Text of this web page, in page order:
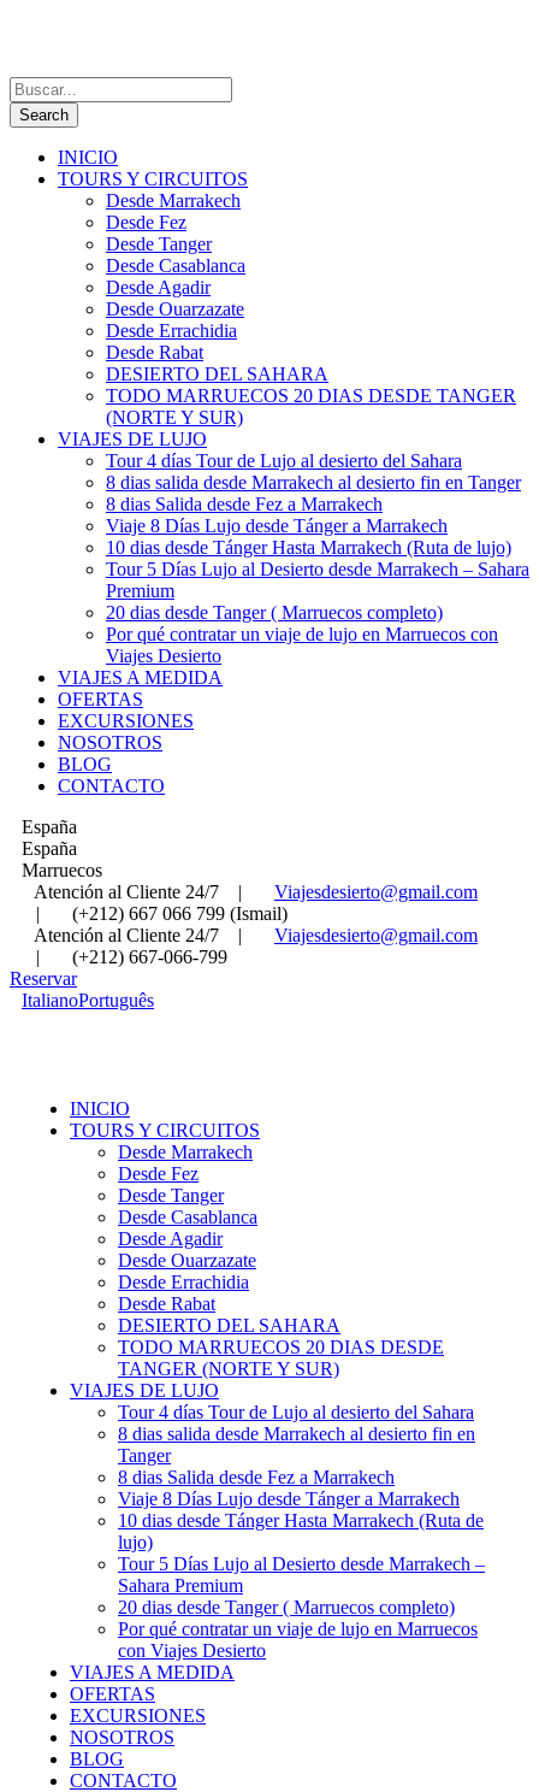
INICIO
TOURS Y CIRCUITOS
Desde Marrakech
Desde Fez
Desde Tanger
Desde Casablanca
Desde Agadir
Desde Ouarzazate
Desde Errachidia
Desde Rabat
DESIERTO DEL SAHARA
TODO MARRUECOS 20 DIAS DESDE TANGER
(NORTE Y SUR)
VIAJES DE LUJO
Tour 4 días Tour de Lujo al desierto del Sahara
8 dias salida desde Marrakech al desierto fin en Tanger
8 dias Salida desde Fez a Marrakech
Viaje 8 Días Lujo desde Tánger a Marrakech
10 dias desde Tánger Hasta Marrakech (Ruta de lujo)
Tour 5 Días Lujo al Desierto desde Marrakech – Sahara
Premium
20 dias desde Tanger ( Marruecos completo)
Por qué contratar un viaje de lujo en Marruecos con
Viajes Desierto
VIAJES A MEDIDA
OFERTAS
EXCURSIONES
NOSOTROS
BLOG
CONTACTO
España
España
Marruecos
Atención al Cliente 24/7
|
Viajesdesierto@gmail.com
|
(+212) 667 066 799 (Ismail)
Atención al Cliente 24/7
|
Viajesdesierto@gmail.com
|
(+212) 667-066-799
Reservar
ItalianoPortuguês
INICIO
TOURS Y CIRCUITOS
Desde Marrakech
Desde Fez
Desde Tanger
Desde Casablanca
Desde Agadir
Desde Ouarzazate
Desde Errachidia
Desde Rabat
DESIERTO DEL SAHARA
TODO MARRUECOS 20 DIAS DESDE
TANGER (NORTE Y SUR)
VIAJES DE LUJO
Tour 4 días Tour de Lujo al desierto del Sahara
8 dias salida desde Marrakech al desierto fin en
Tanger
8 dias Salida desde Fez a Marrakech
Viaje 8 Días Lujo desde Tánger a Marrakech
10 dias desde Tánger Hasta Marrakech (Ruta de
lujo)
Tour 5 Días Lujo al Desierto desde Marrakech –
Sahara Premium
20 dias desde Tanger ( Marruecos completo)
Por qué contratar un viaje de lujo en Marruecos
con Viajes Desierto
VIAJES A MEDIDA
OFERTAS
EXCURSIONES
NOSOTROS
BLOG
CONTACTO